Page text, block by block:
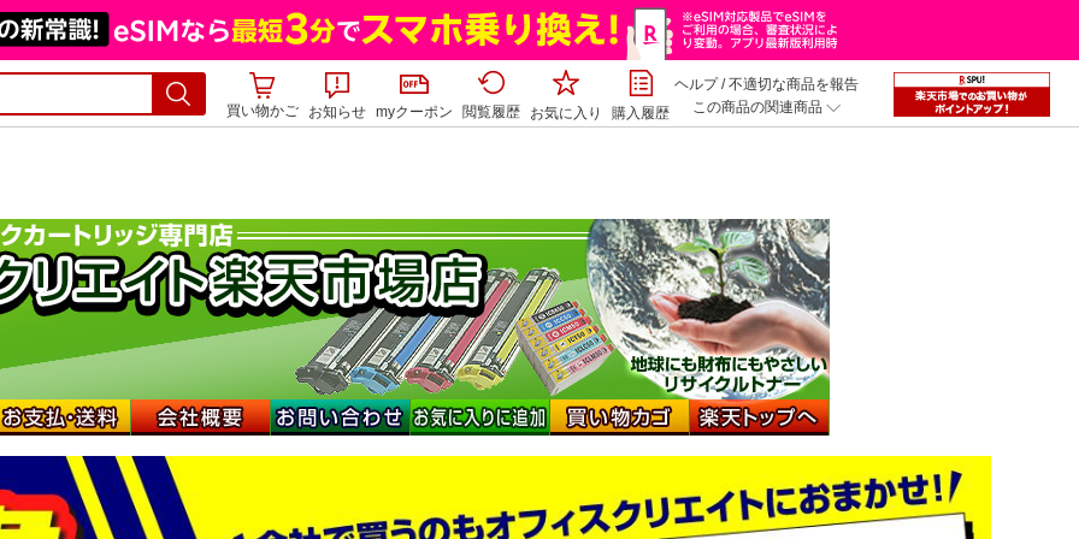
買い物かご お知らせ myクーポン 閲覧履歴 お気に入り 購入履歴
ヘルプ/不適切な商品を報告
この商品の関連商品